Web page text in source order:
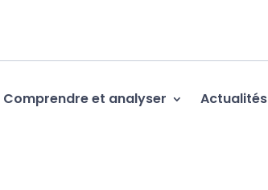
Comprendre et analyser Actualités